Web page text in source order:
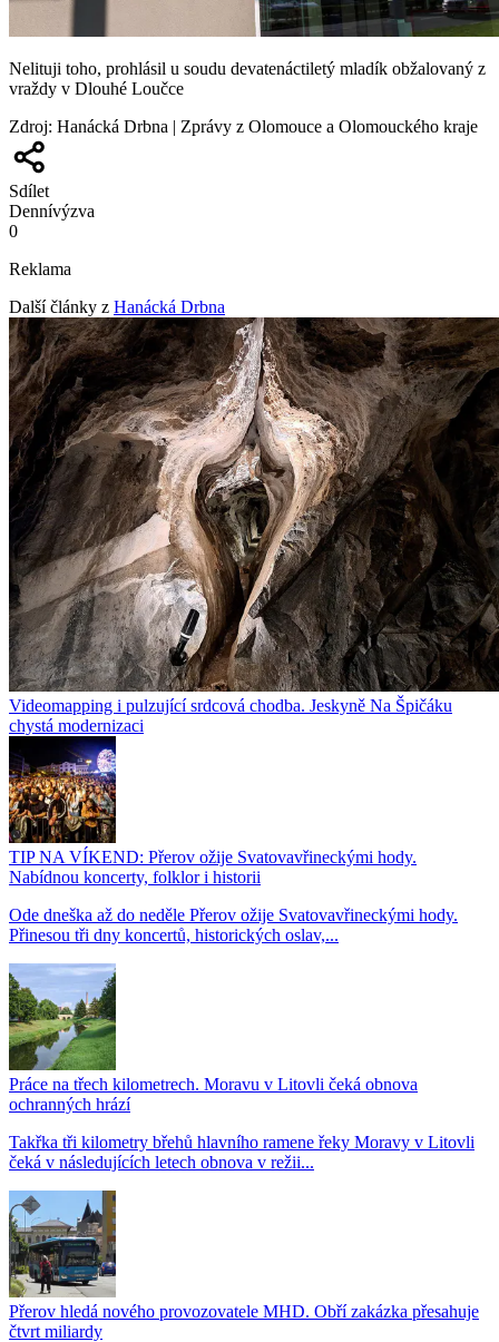
Nelituji toho, prohlásil u soudu devatenáctiletý mladík obžalovaný z
vraždy v Dlouhé Loučce
Zdroj: Hanácká Drbna | Zprávy z Olomouce a Olomouckého kraje
Sdílet
Dennívýzva
0
Reklama
Další články z Hanácká Drbna
Videomapping i pulzující srdcová chodba. Jeskyně Na Špičáku
chystá modernizaci
TIP NA VÍKEND: Přerov ožije Svatovavřineckými hody.
Nabídnou koncerty, folklor i historii
Ode dneška až do neděle Přerov ožije Svatovavřineckými hody.
Přinesou tři dny koncertů, historických oslav,...
Práce na třech kilometrech. Moravu v Litovli čeká obnova
ochranných hrází
Takřka tři kilometry břehů hlavního ramene řeky Moravy v Litovli
čeká v následujících letech obnova v režii...
Přerov hledá nového provozovatele MHD. Obří zakázka přesahuje
čtvrt miliardy